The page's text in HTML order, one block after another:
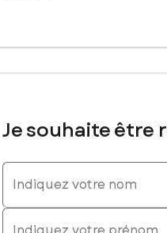
Je souhaite être
Indiquez votre nom
Indiquez votre prénom